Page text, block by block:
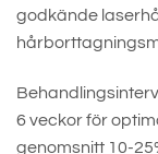
godkände
6 veckor för
genomsnitt 10-